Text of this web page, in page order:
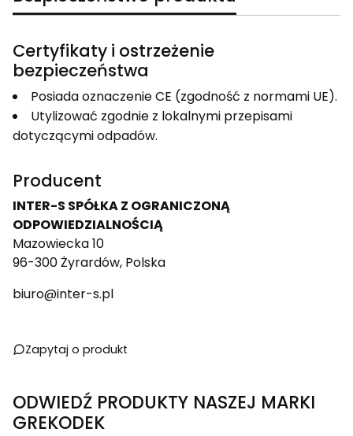
Certyfikaty i ostrzeżenie
bezpieczeństwa
Posiada oznaczenie CE (zgodność z normami UE).
Utylizować zgodnie z lokalnymi przepisami
dotyczącymi odpadów.
Producent
INTER-S SPÓŁKA Z OGRANICZONĄ
ODPOWIEDZIALNOŚCIĄ
Mazowiecka 10
96-300 Żyrardów, Polska
biuro@inter-s.pl
Zapytaj o produkt
ODWIEDŹ PRODUKTY NASZEJ MARKI
GREKODEK